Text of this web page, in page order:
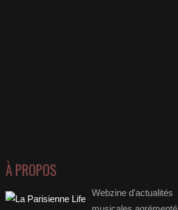
À PROPOS
Webzine d'actualités